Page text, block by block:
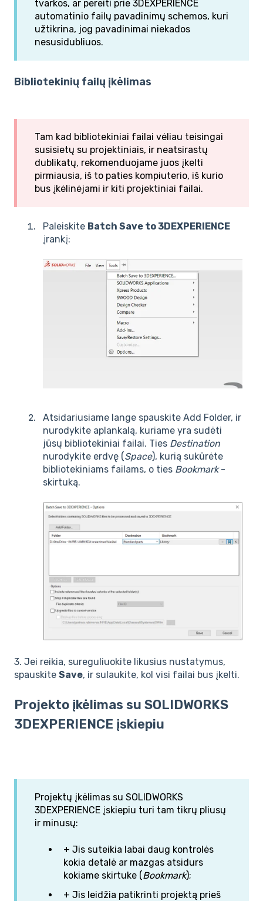
tvarkos, ar pereiti prie 3DEXPERIENCE
automatinio failų pavadinimų schemos, kuri
užtikrina, jog pavadinimai niekados
nesusidubliuos.
Bibliotekinių failų įkėlimas
Tam kad bibliotekiniai failai vėliau teisingai
susisietų su projektiniais, ir neatsirastų
dublikatų, rekomenduojame juos įkelti
pirmiausia, iš to paties kompiuterio, iš kurio
bus įkėlinėjami ir kiti projektiniai failai.
Paleiskite Batch Save to 3DEXPERIENCE
įrankį:
Atsidariusiame lange spauskite Add Folder, ir
nurodykite aplankalą, kuriame yra sudėti
jūsų bibliotekiniai failai. Ties Destination
nurodykite erdvę (Space), kurią sukūrėte
bibliotekiniams failams, o ties Bookmark-
skirtuką.
3. Jei reikia, sureguliuokite likusius nustatymus,
spauskite Save, ir sulaukite, kol visi failai bus įkelti.
Projekto įkėlimas su SOLIDWORKS
3DEXPERIENCE įskiepiu
Projektų įkėlimas su SOLIDWORKS
3DEXPERIENCE įskiepiu turi tam tikrų pliusų
ir minusų:
+ Jis suteikia labai daug kontrolės
kokia detalė ar mazgas atsidurs
kokiame skirtuke (Bookmark);
+ Jis leidžia patikrinti projektą prieš